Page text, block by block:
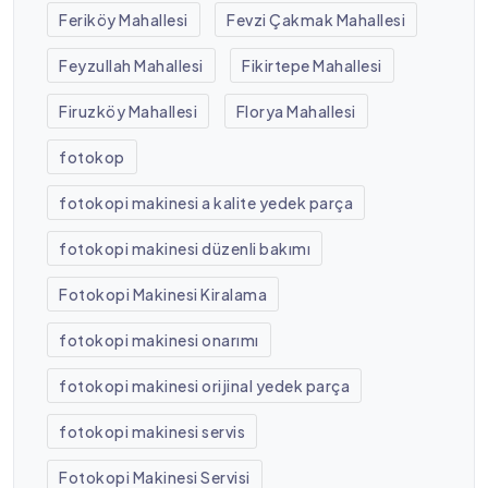
Feriköy Mahallesi Fevzi Çakmak Mahallesi
Feyzullah Mahallesi Fikirtepe Mahallesi
Firuzköy Mahallesi Florya Mahallesi
fotokop
fotokopi makinesi a kalite yedek parça
fotokopi makinesi düzenli bakımı
Fotokopi Makinesi Kiralama
fotokopi makinesi onarımı
fotokopi makinesi orijinal yedek parça
fotokopi makinesi servis
Fotokopi Makinesi Servisi